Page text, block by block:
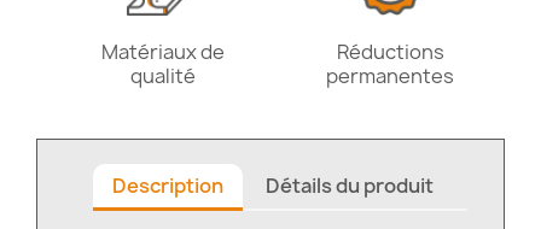
Matériaux de
qualité
Réductions
permanentes
Description Détails du produit